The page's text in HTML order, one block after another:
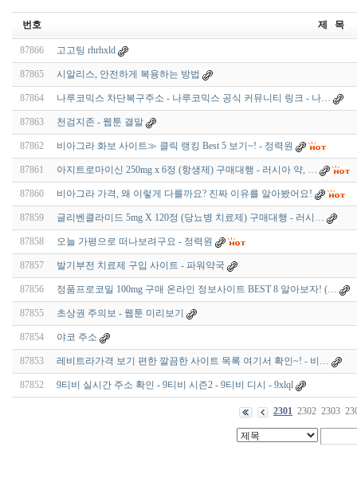
번호 제 목
87866 고고팅 rhrhxld
87865 시알리스, 안전하게 복용하는 방법
87864 나루코믹스 차단복구주소 - 나루코믹스 공식 커뮤니티 링크 - 나…
87863 천검지존 - 웹툰 결말
87862 비아그라 화보 사이트≫ 클릭 랭킹 Best 5 보기~! - 정력원
87861 아지트로마이신 250mg x 6정 (항생제) 구매대행 - 러시아 약, …
87860 비아그라 가격, 왜 이렇게 다를까요? 진짜 이유를 알아봤어요!
87859 글리벤클라미드 5mg X 120정 (당뇨병 치료제) 구매대행 - 러시…
87858 오늘 가평으로 떠나보려구요 - 정력원
87857 발기부전 치료제 구입 사이트 - 파워약국
87856 정품프로코밀 100mg 구매 온라인 정보사이트 BEST 8 알아보자! (…
87855 초상권 주의보 - 웹툰 미리보기
87854 야코 주소
87853 레비트라가격 보기 편한 깔끔한 사이트 목록 여기서 확인~! - 비…
87852 9티비 실시간 주소 확인 - 9티비 시즌2 - 9티비 디시 - 9xlql
2301 2302 2303